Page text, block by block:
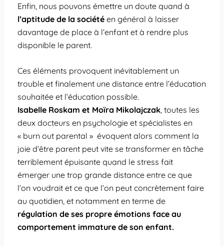
Enfin, nous pouvons émettre un doute quand à
l’aptitude de la sociétéen général à laisser
davantage de place à l’enfant et à rendre plus
disponible le parent.
Ces éléments provoquent inévitablement un
trouble et finalement une distance entre l’éducation
souhaitée et l’éducation possible.
Isabelle Roskam et Moïra Mikolajczak, toutes les
deux docteurs en psychologie et spécialistes en
« burn out parental » évoquent alors comment la
joie d’être parent peut vite se transformer en tâche
terriblement épuisante quand le stress fait
émerger une trop grande distance entre ce que
l’on voudrait et ce que l’on peut concrètement faire
au quotidien, et notamment en terme de
régulation de ses propre émotions face au
comportement immature de son enfant.